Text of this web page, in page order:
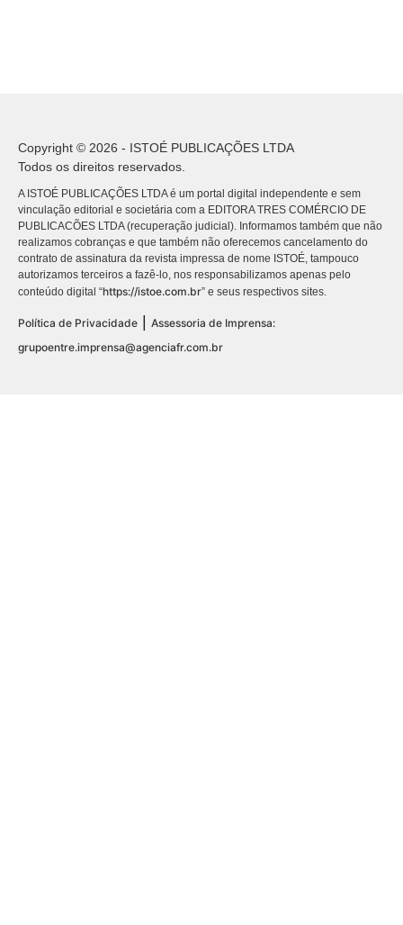
Copyright © 2026 - ISTOÉ PUBLICAÇÕES LTDA
Todos os direitos reservados.
A ISTOÉ PUBLICAÇÕES LTDA é um portal digital independente e sem
vinculação editorial e societária com a EDITORA TRES COMÉRCIO DE
PUBLICACÕES LTDA (recuperação judicial). Informamos também que não
realizamos cobranças e que também não oferecemos cancelamento do
contrato de assinatura da revista impressa de nome ISTOÉ, tampouco
autorizamos terceiros a fazê-lo, nos responsabilizamos apenas pelo
conteúdo digital “https://istoe.com.br” e seus respectivos sites.
Política de Privacidade
Assessoria de Imprensa:
grupoentre.imprensa@agenciafr.com.br